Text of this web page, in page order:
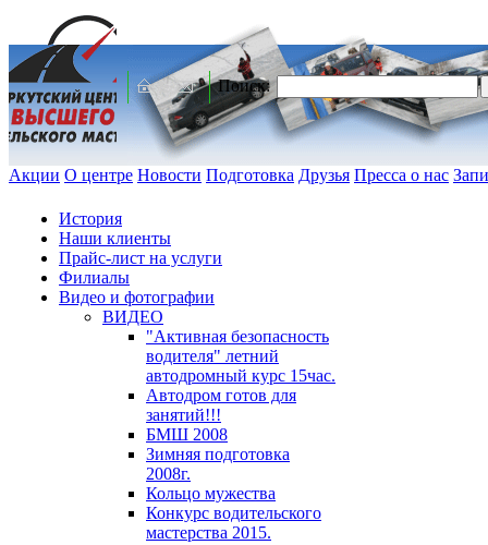
Поиск:
Акции О центре Новости Подготовка Друзья Пресса о нас
История
Наши клиенты
Прайс-лист на услуги
Филиалы
Видео и фотографии
ВИДЕО
"Активная безопасность
водителя" летний
автодромный курс 15час.
Автодром готов для
занятий!!!
БМШ 2008
Зимняя подготовка
2008г.
Кольцо мужества
Конкурс водительского
мастерства 2015.